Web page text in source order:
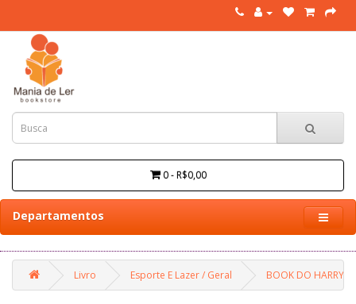
0 - R$0,00
Departamentos
Livro Esporte E Lazer / Geral BOOK DO HARRY -